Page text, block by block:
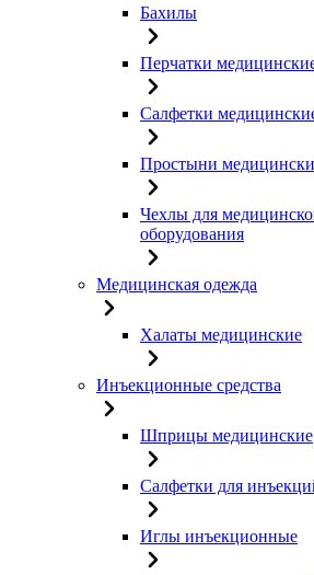
Бахилы
Перчатки
Салфетки
Простыни
Чехлы для
оборудования
Медицинская одежда
Халаты медицинские
Инъекционные средства
Шприцы медицинские
Салфетки для
Иглы инъекционные